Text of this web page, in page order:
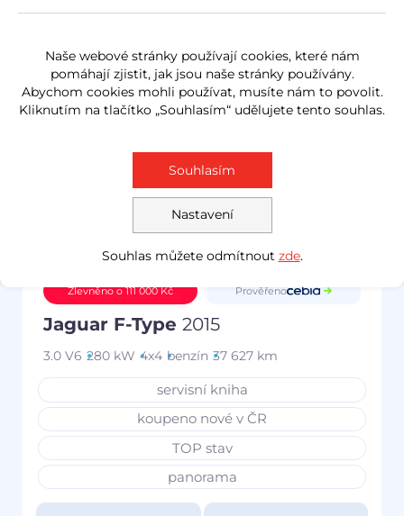
Zlevněno o 111 000 Kč Prověřeno
Jaguar F-Type 2015
3.0 V6 280 kW 4x4 benzín 37 627 km
servisní kniha
koupeno nové v ČR
TOP stav
panorama
Naše webové stránky používají cookies, které nám
pomáhají zjistit, jak jsou naše stránky používány.
Abychom cookies mohli používat, musíte nám to povolit.
Kliknutím na tlačítko „Souhlasím“ udělujete tento souhlas.
Nastavení
Souhlasím
Souhlas můžete odmítnout zde.